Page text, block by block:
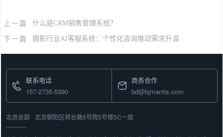
上一篇 什么是CRM销售管理系统？
下一篇 摄影行业AI客服系统：个性化咨询推动需求升温
联系电话
157-2735-5390
商务合作
bd@bjmantis.com
北京总部 北京朝阳区将台路5号院5号楼5C一层